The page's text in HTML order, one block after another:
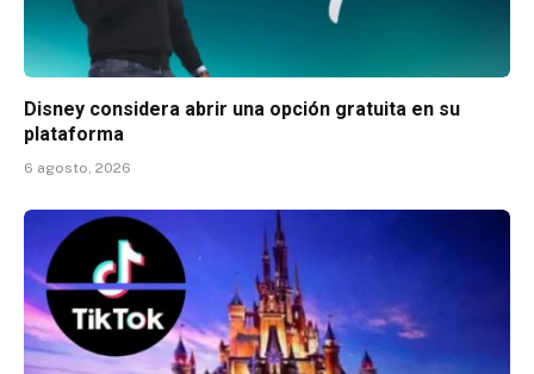
Disney considera abrir una opción gratuita en su
plataforma
6 agosto, 2026